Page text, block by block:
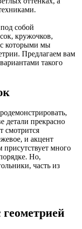
собой
кружочков,
которыми мы
Предлагаем вам
такого
детали прекрасно
смотрится
и акцент
много
Но,
часть из